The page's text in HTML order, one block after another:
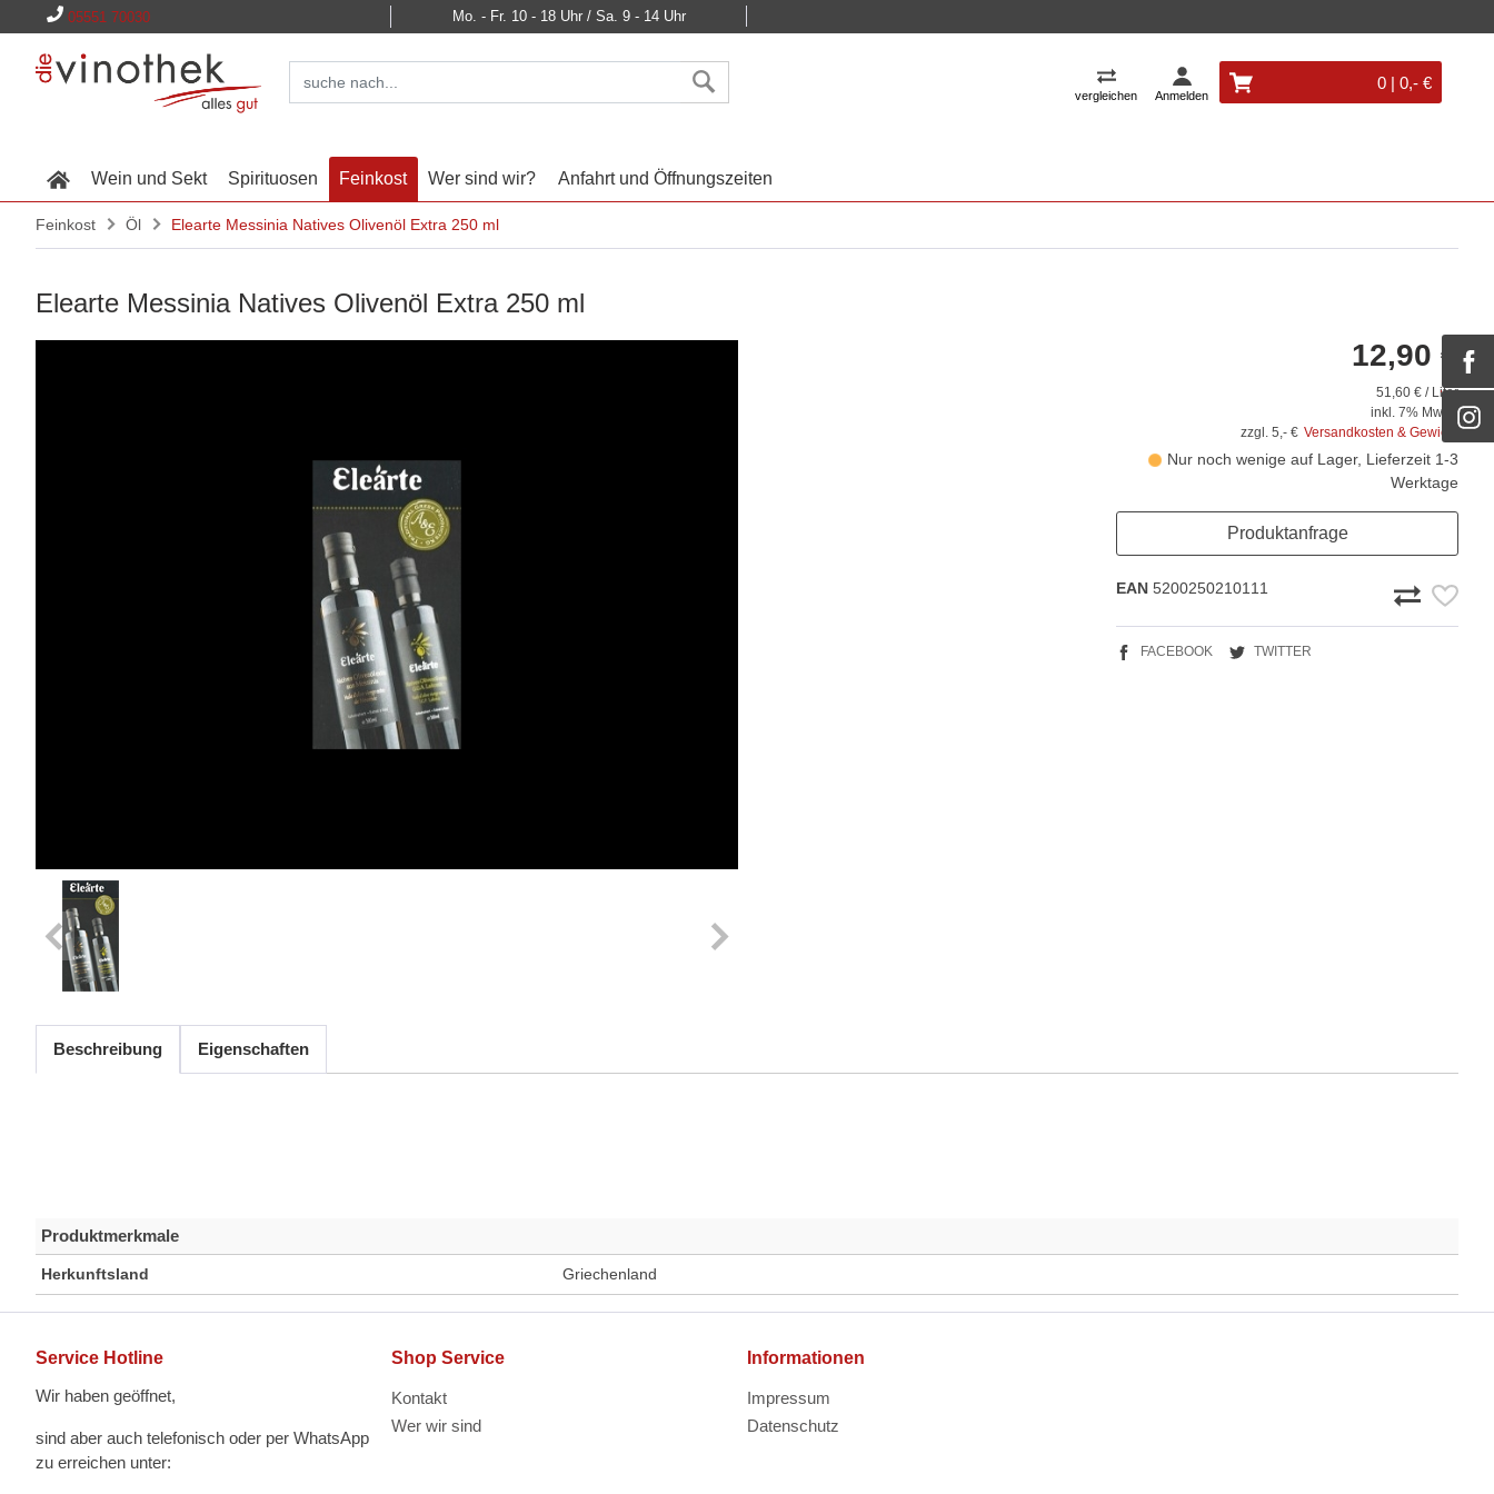
05551 70030 Mo. - Fr. 10 - 18 Uhr / Sa. 9 - 14 Uhr
vergleichen Anmelden
0 | 0,- €
Wein und Sekt Spirituosen Feinkost Wer sind wir? Anfahrt und Öffnungszeiten
Feinkost Öl Elearte Messinia Natives Olivenöl Extra 250 ml
Elearte Messinia Natives Olivenöl Extra 250 ml
12,90 €
51,60 € / Liter
inkl. 7% MwSt.
zzgl. 5,- € Versandkosten & Gewicht
Nur noch wenige auf Lager, Lieferzeit 1-3
Werktage
Produktanfrage
EAN 5200250210111
FACEBOOK TWITTER
Beschreibung Eigenschaften
Produktmerkmale
Herkunftsland Griechenland
Service Hotline
Wir haben geöffnet,
sind aber auch telefonisch oder per WhatsApp
zu erreichen unter:
Shop Service
Kontakt
Wer wir sind
Informationen
Impressum
Datenschutz